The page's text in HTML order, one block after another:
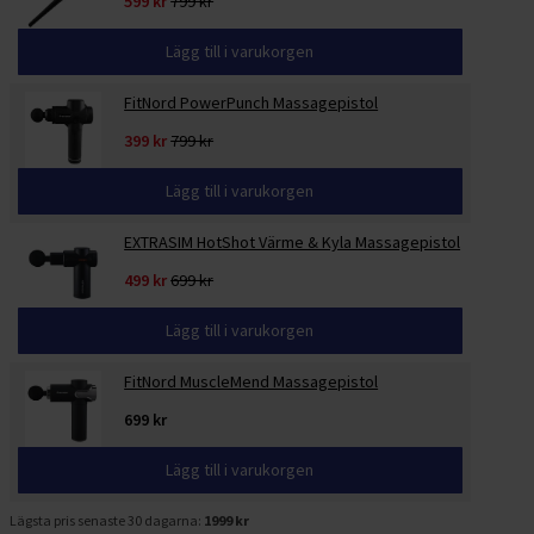
Lägg till i varukorgen
FitNord PowerPunch Massagepistol
399 kr799 kr
Lägg till i varukorgen
EXTRASIM HotShot Värme & Kyla Massagepistol
499 kr699 kr
Lägg till i varukorgen
FitNord MuscleMend Massagepistol
699 kr
Lägg till i varukorgen
Lägsta pris senaste 30 dagarna: 1999 kr